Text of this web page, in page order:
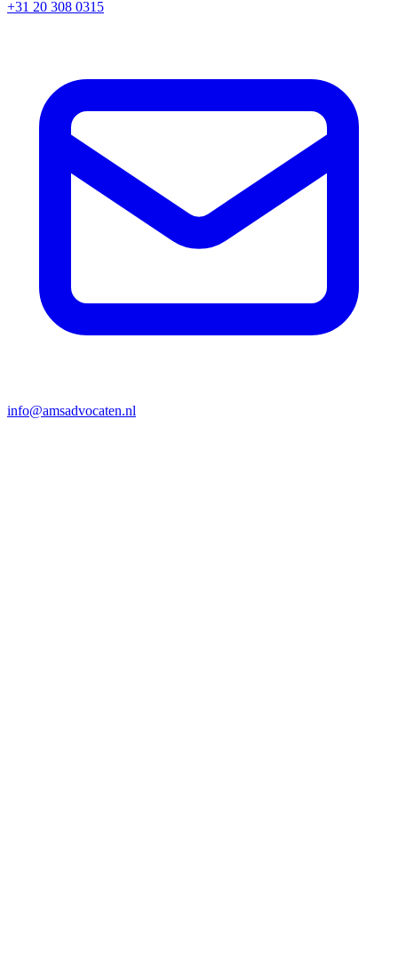
+31 20 308 0315
info@amsadvocaten.nl